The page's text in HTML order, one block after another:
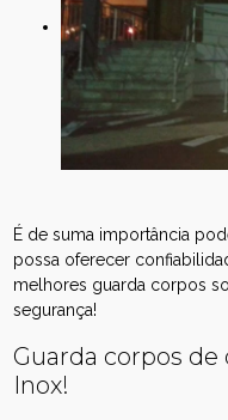
É de suma importância
possa oferecer
melhores guarda corpos
segurança!
Guarda corpos de
Inox!